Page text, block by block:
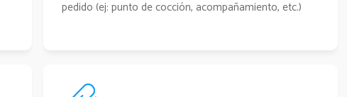
pedido (ej: punto de cocción, acompañamiento, etc.)